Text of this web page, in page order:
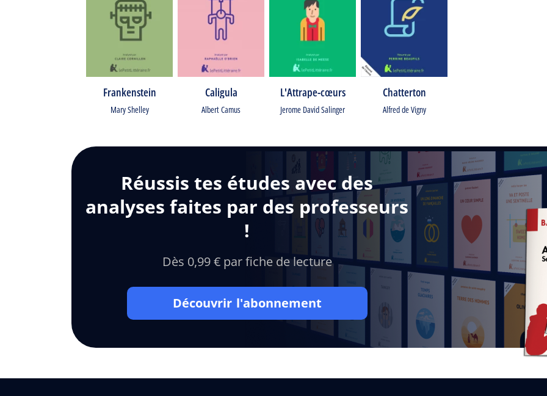
Frankenstein
Mary Shelley
Caligula
Albert Camus
L'Attrape-cœurs
Jerome David Salinger
Chatterton
Alfred de Vigny
Réussis tes études avec des
analyses faites par des professeurs
!
Dès 0,99 € par fiche de lecture
Découvrir l'abonnement